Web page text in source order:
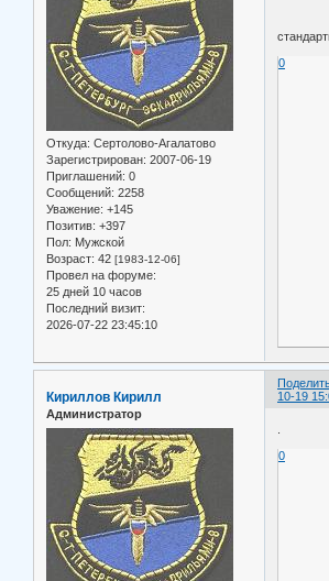
Откуда: Сертолово-Агалатово
Зарегистрирован: 2007-06-19
Приглашений: 0
Сообщений: 2258
Уважение: +145
Позитив: +397
Пол: Мужской
Возраст: 42 [1983-12-06]
Провел на форуме:
25 дней 10 часов
Последний визит:
2026-07-22 23:45:10
0
10-19
Кириллов Кирилл
Администратор
0